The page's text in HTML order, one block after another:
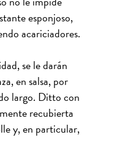
esponjoso,
acariciadores.
se le darán
en salsa, por
largo. Ditto con
recubierta
y, en particular,